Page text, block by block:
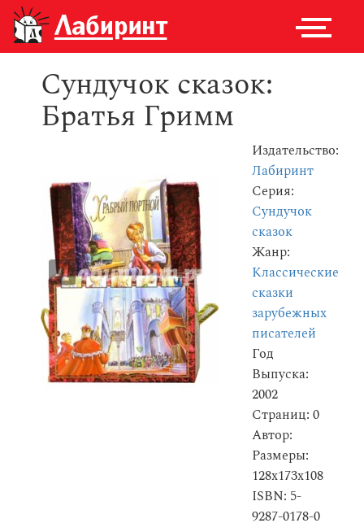
Сундучок сказок:
Братья Гримм
Издательство:
Лабиринт
Серия:
Сундучок
сказок
Жанр:
Классические
сказки
зарубежных
писателей
Год
Выпуска:
2002
Страниц: 0
Автор:
Размеры:
128x173x108
ISBN: 5-
9287-0178-0